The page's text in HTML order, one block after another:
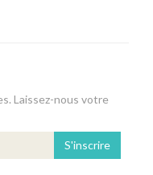
Laissez-nous votre
S'inscrire